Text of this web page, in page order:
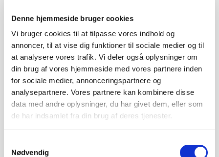
Denne hjemmeside bruger cookies
Vi bruger cookies til at tilpasse vores indhold og
annoncer, til at vise dig funktioner til sociale medier og til
at analysere vores trafik. Vi deler også oplysninger om
din brug af vores hjemmeside med vores partnere inden
for sociale medier, annonceringspartnere og
analysepartnere. Vores partnere kan kombinere disse
data med andre oplysninger, du har givet dem, eller som
de har indsamlet fra din brug af deres tjenester.
Nødvendig